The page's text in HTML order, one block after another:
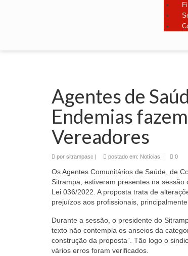
Agentes de
Endemias
Vereadores
por sitrampasc | postado em: Notícias | 0
Os Agentes Comunitários de Saúde, de
Sitrampa, estiveram presentes na
Lei 036/2022. A proposta trata de
prejuízos aos profissionais,
Durante a sessão, o presidente do
texto não contempla os anseios da
construção da proposta”. Tão logo o
vários erros foram verificados.